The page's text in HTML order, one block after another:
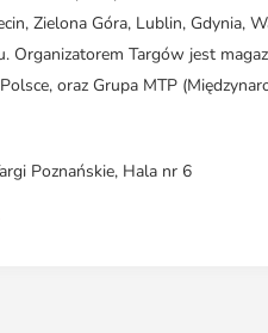
Zielona Góra, Lublin, Gdynia,
Organizatorem Targów jest
oraz Grupa MTP
Poznańskie, Hala nr 6